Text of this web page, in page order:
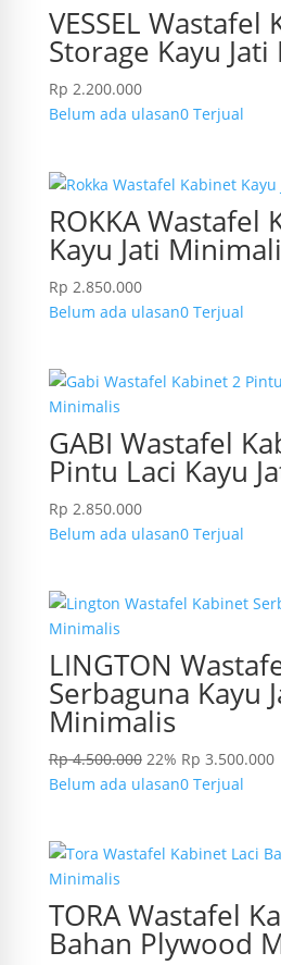
VESSEL Wastafel
Storage Kayu
Rp 2.200.000
Belum ada ulasan0 Terjual
ROKKA Wastafel
Kayu Jati
Rp 2.850.000
Belum ada ulasan0 Terjual
GABI Wastafel
Pintu Laci Kayu
Rp 2.850.000
Belum ada ulasan0 Terjual
LINGTON
Serbaguna Kayu
Minimalis
Rp4.500.000 22% Rp 3.500.000
Belum ada ulasan0 Terjual
TORA Wastafel
Bahan Plywood